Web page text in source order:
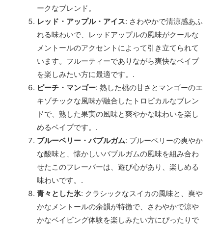
ークなブレンド。
レッド・アップル・アイス: さわやかで清涼感あふ
れる味わいで、レッドアップルの風味がクールな
メントールのアクセントによって引き立てられて
います。フルーティーでありながら爽快なベイプ
を楽しみたい方に最適です。.
ピーチ・マンゴー: 熟した桃の甘さとマンゴーのエ
キゾチックな風味が融合したトロピカルなブレン
ドで、熟した果実の風味と爽やかな味わいを楽し
めるベイプです。.
ブルーベリー・バブルガム: ブルーベリーの爽やか
な酸味と、懐かしいバブルガムの風味を組み合わ
せたこのフレーバーは、遊び心があり、楽しめる
味わいです。.
青々とした氷: クラシックなスイカの風味と、爽や
かなメントールの余韻が特徴で、さわやかで涼や
かなベイピング体験を楽しみたい方にぴったりで